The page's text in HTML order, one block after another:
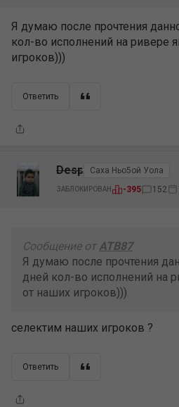
Я думаю после прочтения
кол-во исполнений на ривере
игроков)))
Ответить
Desp Саха Ньо5ой Уола
ЗАБЛОКИРОВАН -395 152
Сообщение от ATB87
Я думаю после прочтения
дней кол-во исполнений на
от наших игроков)))
селектим наших игроков ?
Ответить